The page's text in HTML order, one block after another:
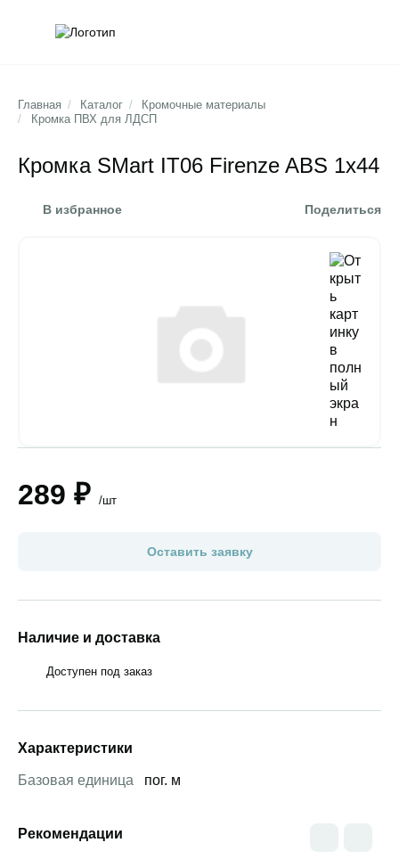
Главная / Каталог /
Кромочные материалы
/
Кромка ПВХ для ЛДСП
Кромка SMart IT06 Firenze ABS 1х44
В избранное Поделиться
289 ₽ /шт
Оставить заявку
Наличие и доставка
Доступен под заказ
Характеристики
Базовая единица пог. м
Рекомендации